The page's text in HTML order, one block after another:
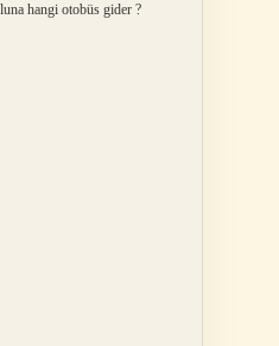
hangi otobüs gider ?